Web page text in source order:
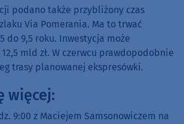
podano także przybliżony czas
Via Pomerania. Ma to trwać
do 9,5 roku. Inwestycja może
mld zł. W czerwcu prawdopodobnie
trasy planowanej ekspresówki.
więcej:
9:00 z Maciejem Samsonowiczem na